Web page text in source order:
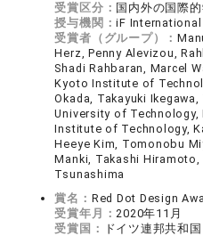
受賞区分： 国内外の国際
授与機関：iF International
受賞者（グループ）：
Herz, Penny Alevizou,
Shadi Rahbaran, Marcel
Kyoto Institute of
Okada, Takayuki
University of Technology,
Institute of Technology,
Heeye Kim, Tomonobu
Manki, Takashi Hiramoto,
Tsunashima
賞名： Red Dot Design
受賞年月：2020年11月
受賞国：
ドイツ連邦共和国